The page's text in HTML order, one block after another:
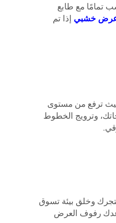
تمامًا مع طابع
خشبي إذا تم
ترفع من مستوى
وترويج الخطوط
وخلق بيئة تسوق
رفوف العرض